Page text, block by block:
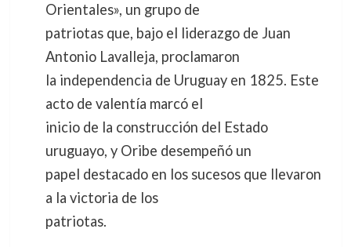
Orientales», un grupo de
patriotas que, bajo el liderazgo de Juan
Antonio Lavalleja, proclamaron
la independencia de Uruguay en 1825. Este
acto de valentía marcó el
inicio de la construcción del Estado
uruguayo, y Oribe desempeñó un
papel destacado en los sucesos que llevaron
a la victoria de los
patriotas.